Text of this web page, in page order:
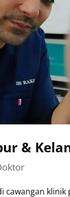
&
klinik